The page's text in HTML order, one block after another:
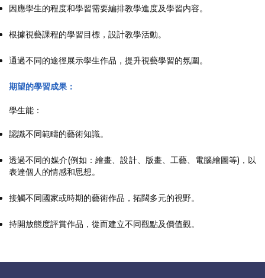
因應學生的程度和學習需要編排教學進度及學習内容。
根據視藝課程的學習目標，設計教學活動。
通過不同的途徑展示學生作品，提升視藝學習的氛圍。
期望的學習成果：
學生能：
認識不同範疇的藝術知識。
透過不同的媒介(例如：繪畫、設計、版畫、工藝、電腦繪圖等)，以
表達個人的情感和思想。
接觸不同國家或時期的藝術作品，拓闊多元的視野。
持開放態度評賞作品，從而建立不同觀點及價值觀。